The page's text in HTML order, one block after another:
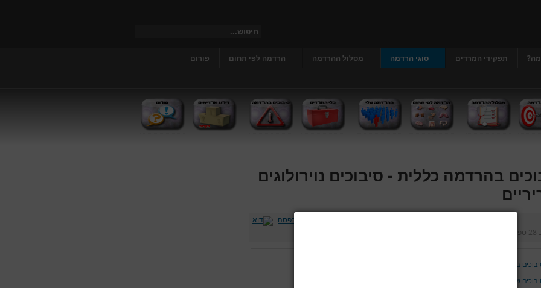
תפקידי המרדים סוגי הרדמה מסלול ההרדמה הרדמה לפי תחום
פורום
בהרדמה כללית - סיבוכים נוירולוגים
28 ספטמבר 2012
בהרדמה כללית
של נתיב האויר ומערכת הנשימה